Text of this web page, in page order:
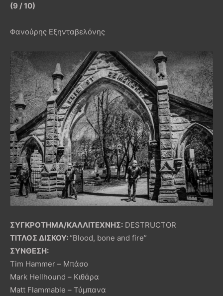
(9 / 10)
Φανούρης Εξηνταβελόνης
ΣΥΓΚΡΟΤΗΜΑ/ΚΑΛΛΙΤΕΧΝΗΣ: DESTRUCTOR
ΤΙΤΛΟΣ ΔΙΣΚΟΥ:“Blood, bone and fire”
ΣΥΝΘΕΣΗ:
Tim Hammer – Μπάσο
Mark Hellhound – Κιθάρα
Matt Flammable – Τύμπανα